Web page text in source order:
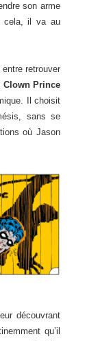
son arme
cela, il va au
retrouver
Clown Prince
Il choisit
sans se
où Jason
découvrant
qu’il